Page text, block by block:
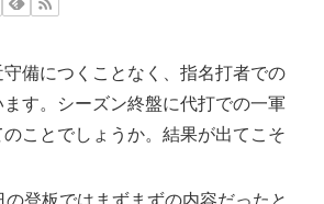
備につくことなく、指名打者での
す。シーズン終盤に代打での一軍
ことでしょうか。結果が出てこそ
の登板ではまずまずの内容だったと